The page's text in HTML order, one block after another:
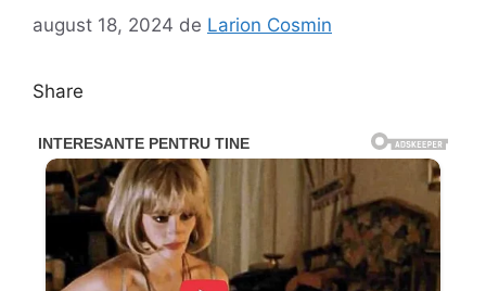
august 18, 2024 de Larion Cosmin
Share